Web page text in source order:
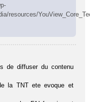
resources/
de diffuser du contenu
la TNT ete evoque et